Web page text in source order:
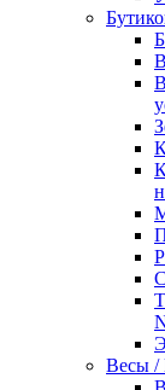
Весы /